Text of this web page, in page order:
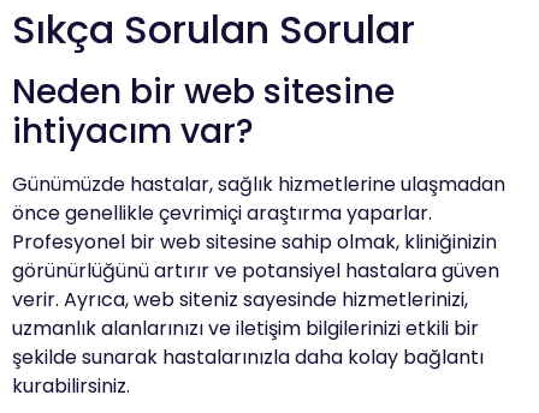
Sıkça Sorulan Sorular
Neden bir web sitesine
ihtiyacım var?
Günümüzde hastalar, sağlık hizmetlerine ulaşmadan
önce genellikle çevrimiçi araştırma yaparlar.
Profesyonel bir web sitesine sahip olmak, kliniğinizin
görünürlüğünü artırır ve potansiyel hastalara güven
verir. Ayrıca, web siteniz sayesinde hizmetlerinizi,
uzmanlık alanlarınızı ve iletişim bilgilerinizi etkili bir
şekilde sunarak hastalarınızla daha kolay bağlantı
kurabilirsiniz.